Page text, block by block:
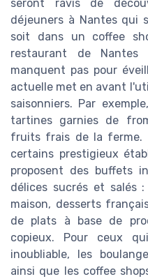
seront ravis de
déjeuners à Nantes qui
soit dans un coffee
restaurant de Nantes
manquent pas pour
actuelle met en avant
saisonniers. Par
tartines garnies de
fruits frais de la ferme.
certains prestigieux
proposent des buffets
délices sucrés et salés
maison, desserts
de plats à base de
copieux. Pour ceux
inoubliable, les
ainsi que les coffee